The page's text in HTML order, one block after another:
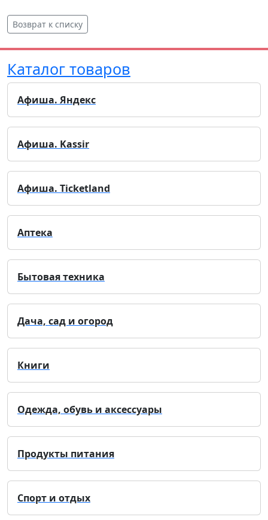
Возврат к списку
Каталог товаров
Афиша. Яндекс
Афиша. Kassir
Афиша. Ticketland
Аптека
Бытовая техника
Дача, сад и огород
Книги
Одежда, обувь и аксессуары
Продукты питания
Спорт и отдых